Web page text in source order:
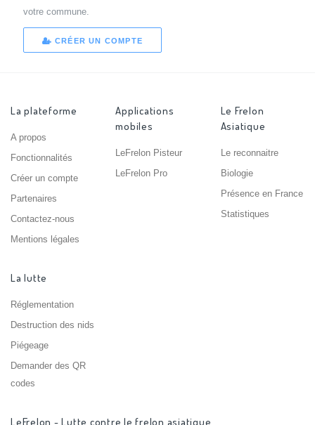
votre commune.
CRÉER UN COMPTE
La plateforme
A propos
Fonctionnalités
Créer un compte
Partenaires
Contactez-nous
Mentions légales
Applications
mobiles
LeFrelon Pisteur
LeFrelon Pro
Le Frelon
Asiatique
Le reconnaitre
Biologie
Présence en France
Statistiques
La lutte
Réglementation
Destruction des nids
Piégeage
Demander des QR
codes
LeFrelon - Lutte contre le frelon asiatique